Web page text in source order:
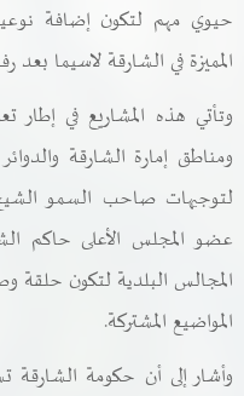
حيوي مهم لتكون إضافة
المميزة في الشارقة لاسيما
وتأتي هذه المشاريع في إطار
ومناطق إمارة الشارقة
لتوجيهات صاحب السمو
عضو المجلس الأعلى حاكم
المجالس البلدية لتكون حلقة
المواضيع المشتركة.
وأشار إلى أن حكومة